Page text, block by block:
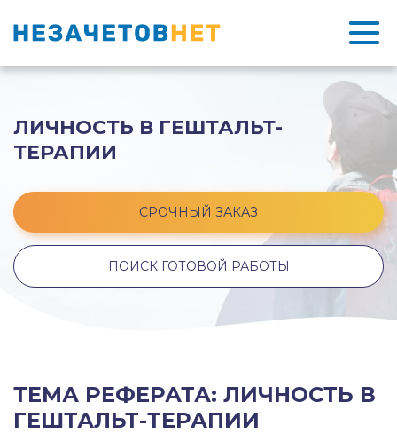
ЛИЧНОСТЬ В ГЕШТАЛЬТ-
ТЕРАПИИ
СРОЧНЫЙ ЗАКАЗ
ПОИСК ГОТОВОЙ РАБОТЫ
ТЕМА РЕФЕРАТА: ЛИЧНОСТЬ В
ГЕШТАЛЬТ-ТЕРАПИИ